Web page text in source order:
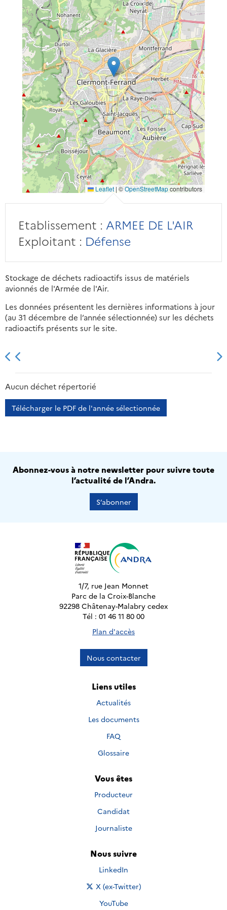
Leaflet | ©OpenStreetMapcontributors
Etablissement : ARMEE DE L'AIR
Exploitant : Défense
Stockage de déchets radioactifs issus de matériels
avionnés de l'Armée de l'Air.
Les données présentent les dernières informations à jour
(au 31 décembre de l’année sélectionnée) sur les déchets
radioactifs présents sur le site.
2013 2014
Aucun déchet répertorié
Télécharger le PDF de l'année sélectionnée
Abonnez-vous à notre newsletter pour suivre toute
l’actualité de l’Andra.
S’abonner
1/7, rue Jean Monnet
Parc de la Croix-Blanche
92298 Châtenay-Malabry cedex
Tél : 01 46 11 80 00
Plan d'accès
Nous contacter
Liens utiles
Actualités
Les documents
FAQ
Glossaire
Vous êtes
Producteur
Candidat
Journaliste
Nous suivre
Nous suivre sur
LinkedIn
Nous suivre sur
X (ex-Twitter)
Nous suivre sur
YouTube